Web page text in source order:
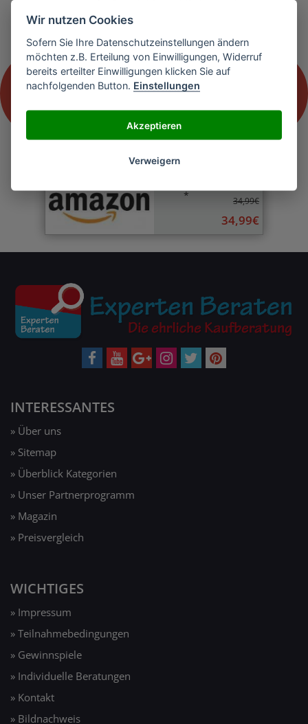
* 34,99€
34,99€
INTERESSANTES
» Über uns
» Sitemap
» Überblick Kategorien
» Unser Partnerprogramm
» Magazin
» Preisvergleich
WICHTIGES
» Impressum
» Teilnahmebedingungen
» Gewinnspiele
» Individuelle Beratungen
» Kontakt
» Bildnachweis
Wir nutzen Cookies
Sofern Sie Ihre Datenschutzeinstellungen ändern
möchten z.B. Erteilung von Einwilligungen, Widerruf
bereits erteilter Einwilligungen klicken Sie auf
nachfolgenden Button. Einstellungen
Akzeptieren
Verweigern